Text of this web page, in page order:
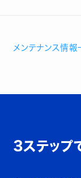
メンテナンス情報
3ステップ